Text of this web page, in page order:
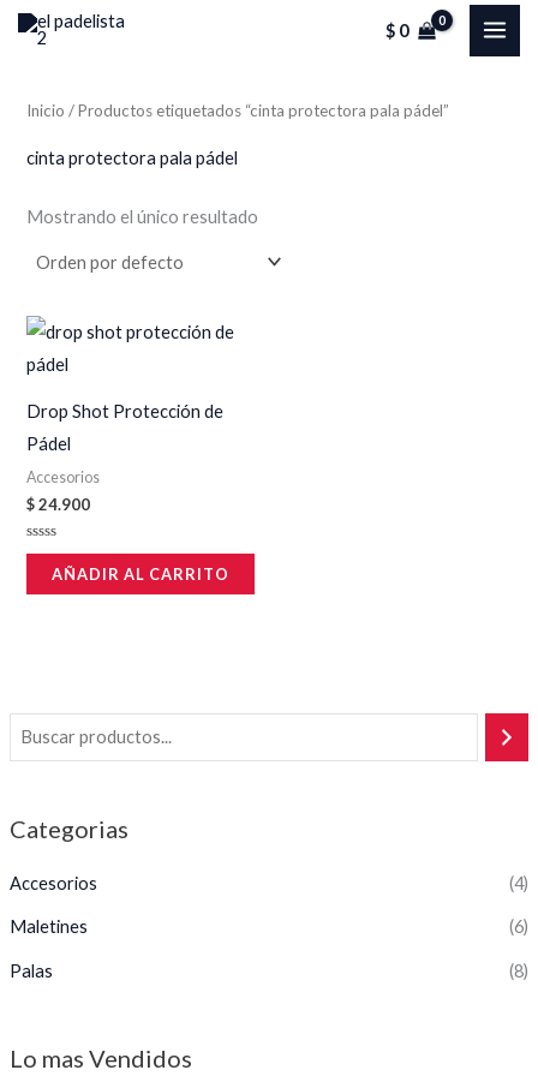
$0
Categorias
Accesorios (4)
Maletines (6)
Palas (8)
Lo mas Vendidos
Inicio / Productos etiquetados “cinta protectora pala pádel”
cinta protectora pala pádel
Mostrando el único resultado
Drop Shot Protección de
Pádel
Accesorios
$24.900
Valorado
de
AÑADIR AL CARRITO